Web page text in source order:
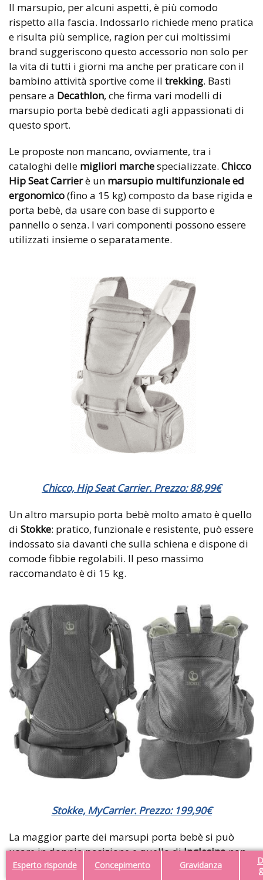
Esperto risponde Concepimento Gravidanza
Il marsupio, per alcuni aspetti, è più comodo
rispetto alla fascia. Indossarlo richiede meno pratica
e risulta più semplice, ragion per cui moltissimi
brand suggeriscono questo accessorio non solo per
la vita di tutti i giorni ma anche per praticare con il
bambino attività sportive come il trekking. Basti
pensare a Decathlon, che firma vari modelli di
marsupio porta bebè dedicati agli appassionati di
questo sport.
Le proposte non mancano, ovviamente, tra i
cataloghi delle migliori marchespecializzate. Chicco
Hip Seat Carrierè un marsupio multifunzionale ed
ergonomico(fino a 15 kg) composto da base rigida e
porta bebè, da usare con base di supporto e
pannello o senza. I vari componenti possono essere
utilizzati insieme o separatamente.
Chicco, Hip Seat Carrier. Prezzo:88,99€
Un altro marsupio porta bebè molto amato è quello
di Stokke: pratico, funzionale e resistente, può essere
indossato sia davanti che sulla schiena e dispone di
comode fibbie regolabili. Il peso massimo
raccomandato è di 15 kg.
Stokke, MyCarrier. Prezzo: 199,90€
La maggior parte dei marsupi porta bebè si può
usare in doppia posizione e quello diInglesinanon
fa eccezione. Il sistema di cinghie
con supporto